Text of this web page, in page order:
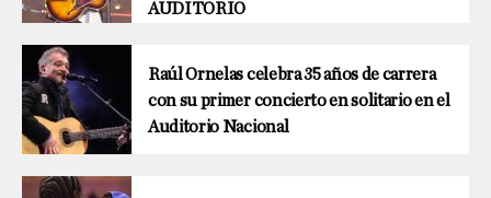
AUDITORIO
Raúl Ornelas celebra 35 años de carrera
con su primer concierto en solitario en el
Auditorio Nacional